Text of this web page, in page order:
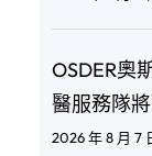
OSDER奧
醫服務隊
2026 年 8 月 7